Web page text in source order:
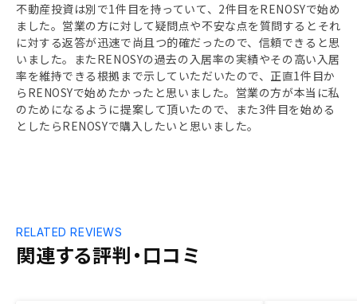
不動産投資は別で1件目を持っていて、2件目をRENOSYで始め
ました。営業の方に対して疑問点や不安な点を質問するとそれ
に対する返答が迅速で尚且つ的確だったので、信頼できると思
いました。またRENOSYの過去の入居率の実績やその高い入居
率を維持できる根拠まで示していただいたので、正直1件目か
らRENOSYで始めたかったと思いました。営業の方が本当に私
のためになるように提案して頂いたので、また3件目を始める
としたらRENOSYで購入したいと思いました。
関連する評判・口コミ
RELATED REVIEWS